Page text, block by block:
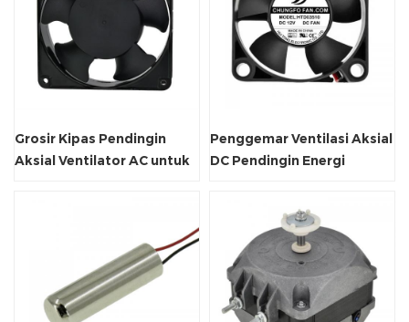
Grosir Kipas Pendingin
Aksial Ventilator AC untuk
Penggemar Ventilasi Aksial
DC Pendingin Energi